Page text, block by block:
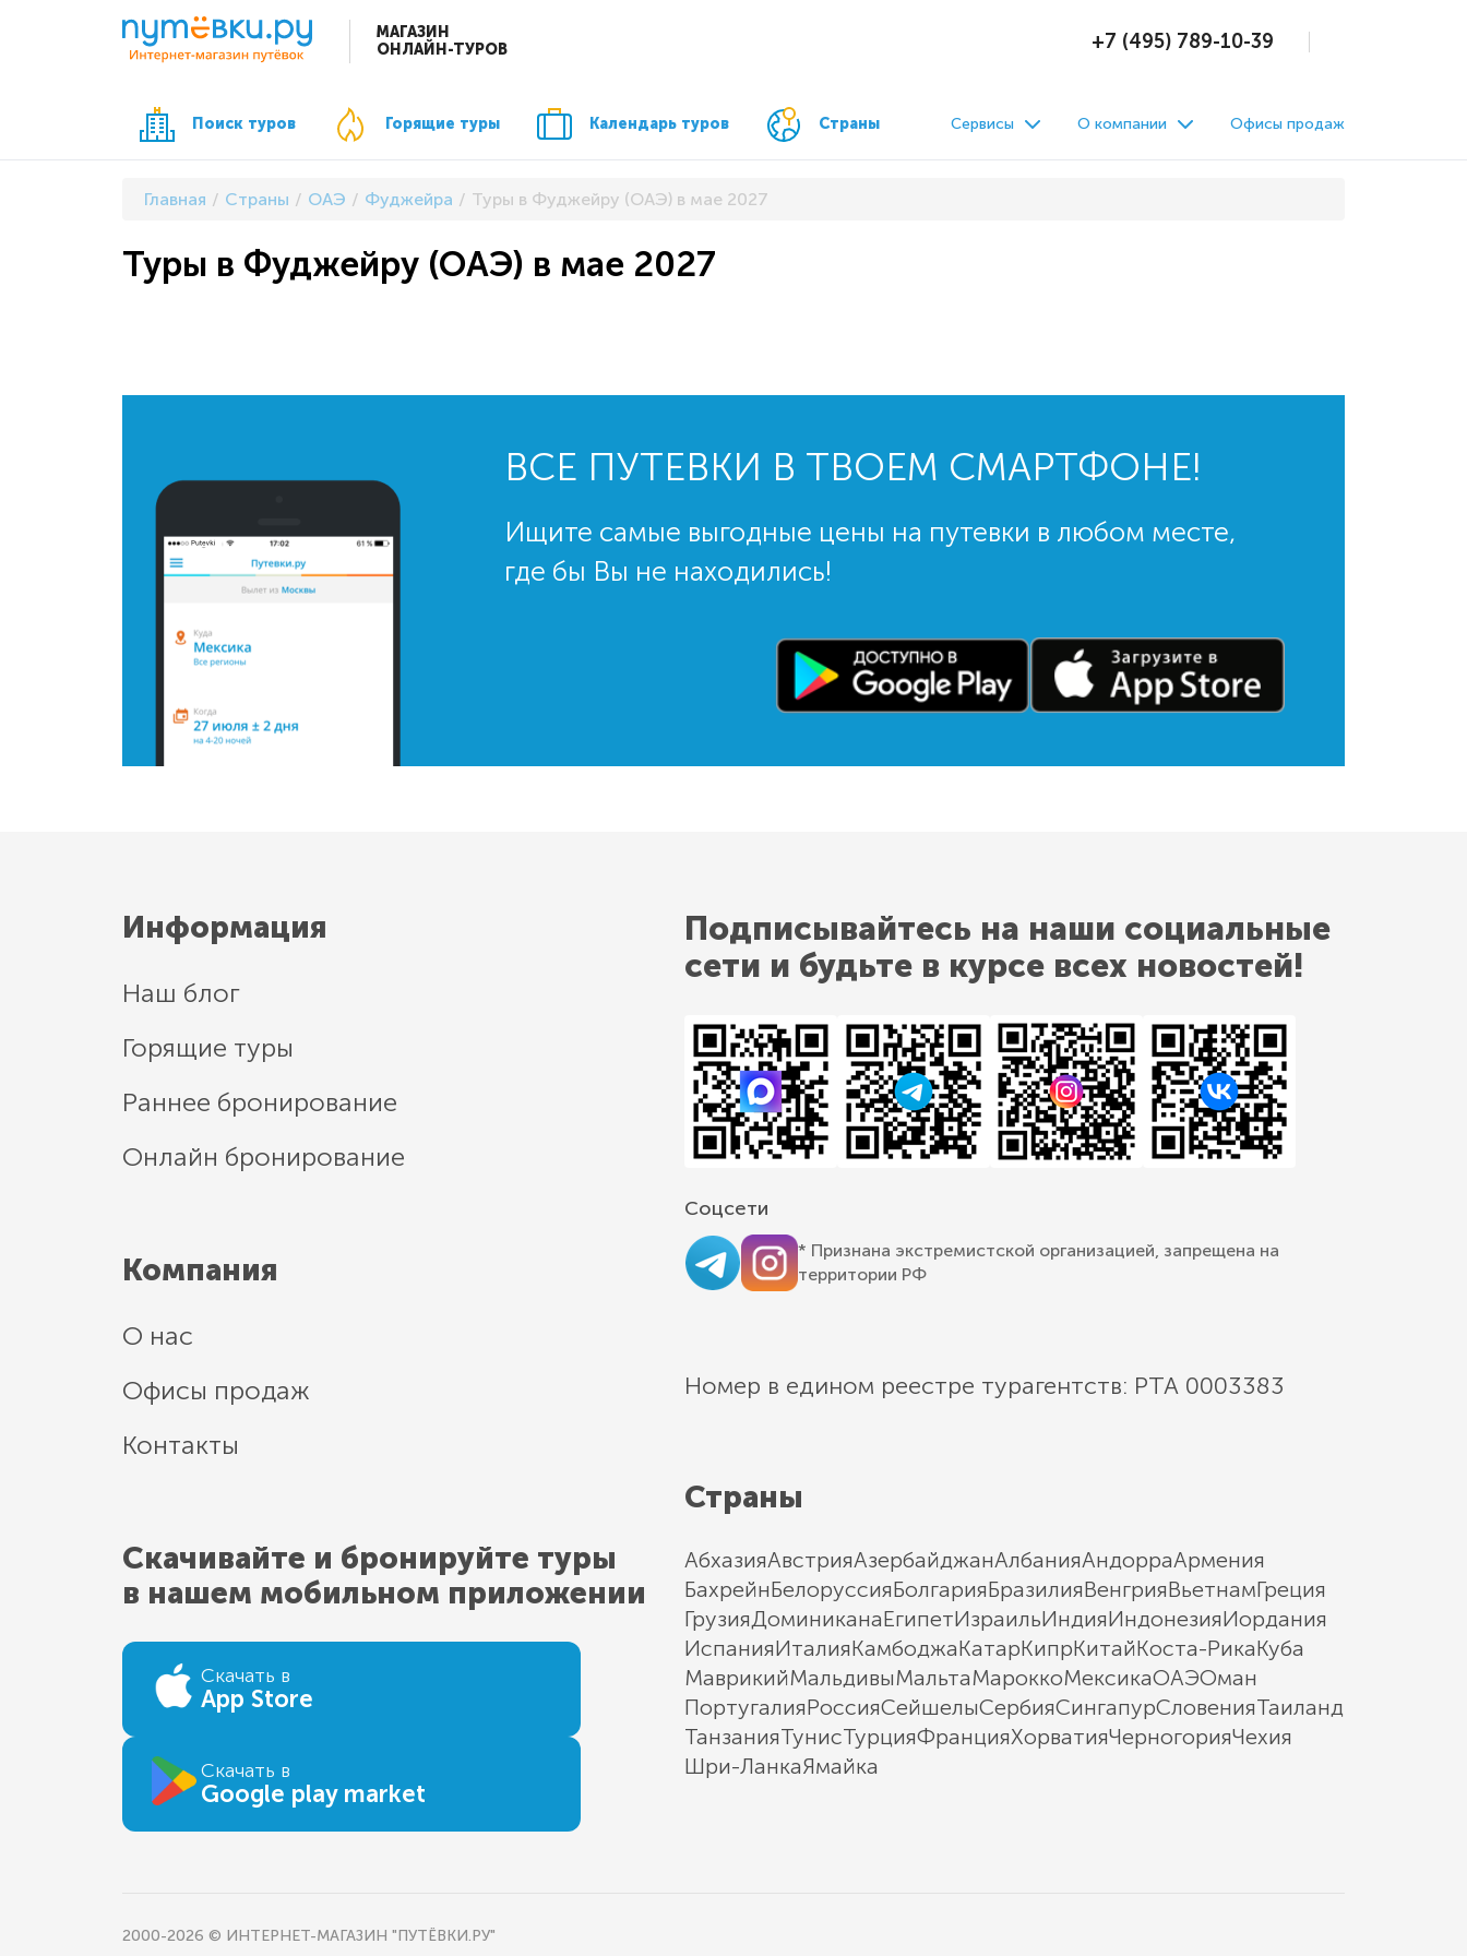
МАГАЗИН
ОНЛАЙН-ТУРОВ
+7 (495) 789-10-39
Поиск туров Горящие туры Календарь туров Страны Сервисы О компании Офисы продаж
Главная Страны ОАЭ Фуджейра Туры в Фуджейру (ОАЭ) в мае 2027
Туры в Фуджейру (ОАЭ) в мае 2027
ВСЕ ПУТЕВКИ В ТВОЕМ СМАРТФОНЕ!
Ищите самые выгодные цены на путевки в любом месте,
где бы Вы не находились!
Информация
Наш блог
Горящие туры
Раннее бронирование
Онлайн бронирование
Компания
О нас
Офисы продаж
Контакты
Скачивайте и бронируйте туры
в нашем мобильном приложении
Скачать в
App Store
Скачать в
Google play market
Подписывайтесь на наши социальные
сети и будьте в курсе всех новостей!
Соцсети
* Признана экстремистской организацией, запрещена на
территории РФ
Номер в едином реестре турагентств: РТА 0003383
Страны
АбхазияАвстрияАзербайджанАлбанияАндорраАрмения
БахрейнБелоруссияБолгарияБразилияВенгрияВьетнамГреция
ГрузияДоминиканаЕгипетИзраильИндияИндонезияИордания
ИспанияИталияКамбоджаКатарКипрКитайКоста-РикаКуба
МаврикийМальдивыМальтаМароккоМексикаОАЭОман
ПортугалияРоссияСейшелыСербияСингапурСловенияТаиланд
ТанзанияТунисТурцияФранцияХорватияЧерногорияЧехия
Шри-ЛанкаЯмайка
2000-2026 © ИНТЕРНЕТ-МАГАЗИН "ПУТЁВКИ.РУ"